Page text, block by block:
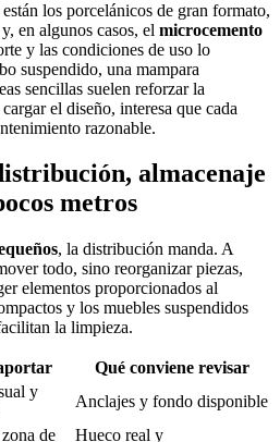
los porcelánicos de gran formato,
y, en algunos casos, el microcemento
y las condiciones de uso lo
suspendido, una mampara
sencillas suelen reforzar la
el diseño, interesa que cada
razonable.
almacenaje
metros
, la distribución manda. A
todo, sino reorganizar piezas,
elementos proporcionados al
y los muebles suspendidos
la limpieza.
Qué conviene revisar
y
Anclajes y fondo disponible
de
Hueco real y